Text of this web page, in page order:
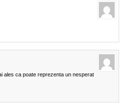
ales ca poate reprezenta un nesperat